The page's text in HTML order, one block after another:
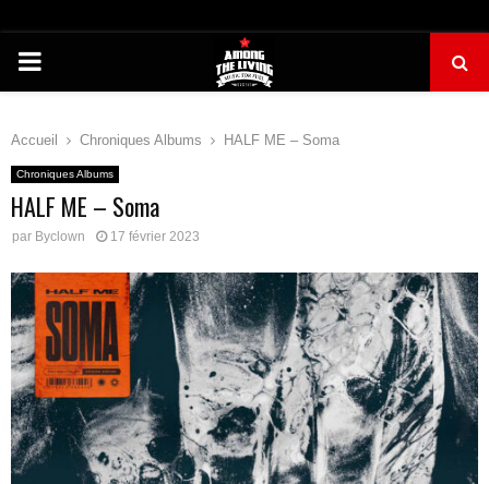
PRIMARY
Accueil Chroniques Albums HALF ME – Soma
Chroniques Albums
HALF ME – Soma
par Byclown 17 février 2023